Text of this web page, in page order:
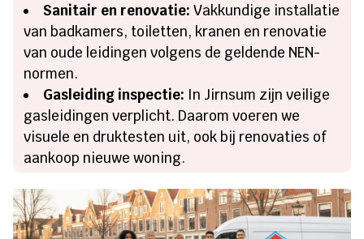
Sanitair en renovatie: Vakkundige installatie
van badkamers, toiletten, kranen en renovatie
van oude leidingen volgens de geldende NEN-
normen.
Gasleiding inspectie: In Jirnsum zijn veilige
gasleidingen verplicht. Daarom voeren we
visuele en druktesten uit, ook bij renovaties of
aankoop nieuwe woning.